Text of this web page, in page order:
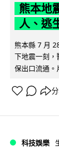
熊本地
人、逃
熊本縣 7 月
下地震一刻，
保出口流通。
科技娛樂